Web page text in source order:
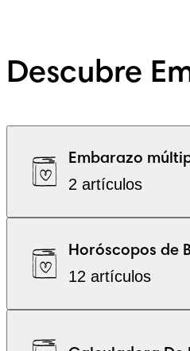
Descubre
Embarazo
2 artículos
Horóscopos de
12 artículos